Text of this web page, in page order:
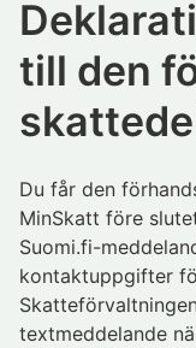
till den
Du får den
MinSkatt före
Suomi.fi-
kontaktuppgifter
textmeddelande